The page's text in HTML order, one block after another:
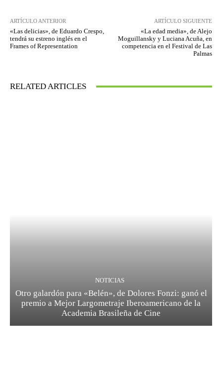
ARTÍCULO ANTERIOR
«Las delicias», de Eduardo Crespo,
tendrá su estreno inglés en el
Frames of Representation
ARTÍCULO SIGUIENTE
«La edad media», de Alejo
Moguillansky y Luciana Acuña, en
competencia en el Festival de Las
Palmas
RELATED ARTICLES
NOTICIAS
Otro galardón para «Belén», de Dolores Fonzi: ganó el
premio a Mejor Largometraje Iberoamericano de la
Academia Brasileña de Cine